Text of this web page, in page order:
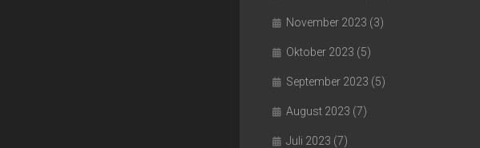
November 2023 (3)
Oktober 2023 (5)
September 2023 (5)
August 2023 (7)
Juli 2023 (7)